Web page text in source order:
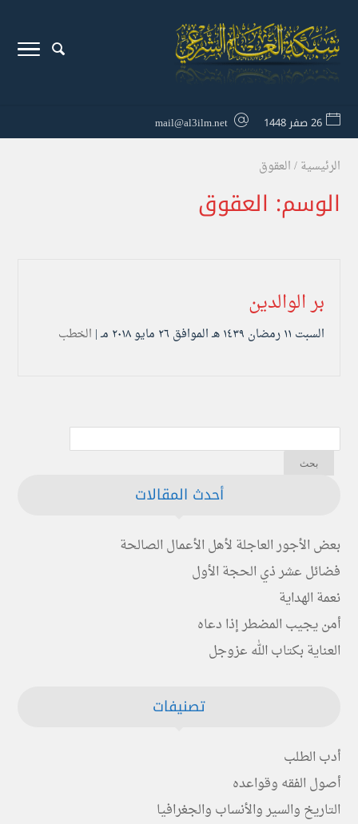
26 صفر 1448 mail@al3ilm.net
الرئيسية/العقوق
الوسم: العقوق
بر الوالدين
السبت ۱۱ رمضان ۱٤۳۹ هـ الموافق ۲٦ مايو ۲۰۱۸ مـ | الخطب
أحدث المقالات
بعض الأجور العاجلة لأهل الأعمال الصالحة
فضائل عشر ذي الحجة الأول
نعمة الهداية
أمن يجيب المضطر إذا دعاه
العناية بكتاب الله عزوجل
تصنيفات
أدب الطلب
أصول الفقه وقواعده
التاريخ والسير والأنساب والجغرافيا